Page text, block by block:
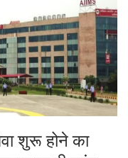
शुरू होने का